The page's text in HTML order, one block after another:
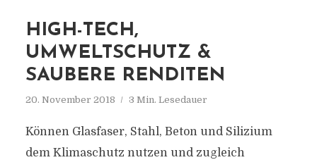
HIGH-TECH,
UMWELTSCHUTZ &
SAUBERE RENDITEN
20. November 2018 3 Min. Lesedauer
Können Glasfaser, Stahl, Beton und Silizium
dem Klimaschutz nutzen und zugleich